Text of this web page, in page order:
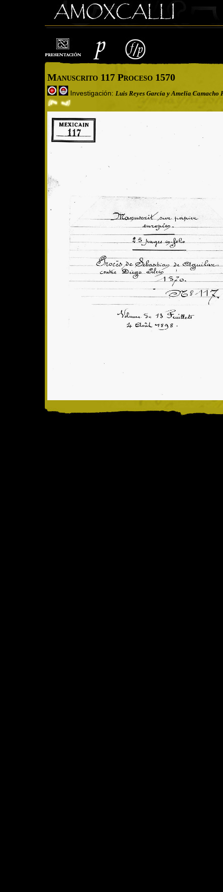
Manuscrito 117 Proceso 1570
Investigación: Luis Reyes García y Amelia Camacho
Cargando imagen